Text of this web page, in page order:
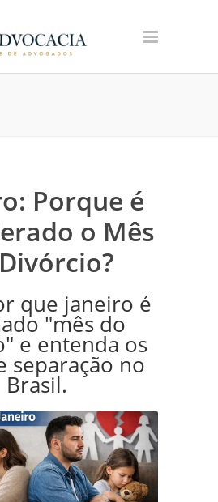
Porque é
o Mês
que janeiro é
"mês do
e entenda os
separação no
Brasil.